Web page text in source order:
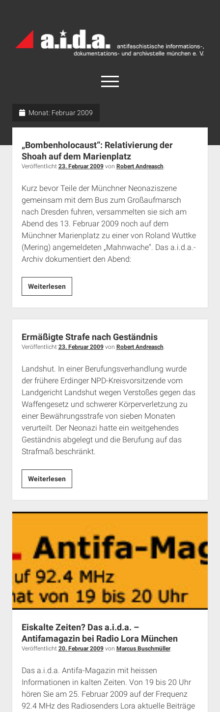
Archiv
München
open
menu
Aktuelles
Termine
open
Antifaschistische Termine in München
Rechte Termine im Süden
Rechte Termine München
Das Archiv
open
dropdown
menu
a.i.d.a. e. V. unterstützen
Über a.i.d.a.
RSS-Feeds, Twitter & Facebook
Bibliothek
Impressum
Monat: Februar 2009
„Bombenholocaust“: Relativierung der
Shoah auf dem Marienplatz
Veröffentlicht 23. Februar 2009von Robert Andreasch
Kurz bevor Teile der Münchner Neonaziszene
gemeinsam mit dem Bus zum Großaufmarsch
nach Dresden fuhren, versammelten sie sich am
Abend des 13. Februar 2009 noch auf dem
Münchner Marienplatz zu einer von Roland Wuttke
(Mering) angemeldeten „Mahnwache“. Das a.i.d.a.-
Archiv dokumentiert den Abend:
Weiterlesen„Bombenholocaust“:
Relativierung
der
Shoah
auf
dem
Ermäßigte Strafe nach Geständnis
Veröffentlicht 23. Februar 2009von Robert Andreasch
Landshut. In einer Berufungsverhandlung wurde
der frühere Erdinger NPD-Kreisvorsitzende vom
Landgericht Landshut wegen Verstoßes gegen das
Waffengesetz und schwerer Körperverletzung zu
einer Bewährungsstrafe von sieben Monaten
verurteilt. Der Neonazi hatte ein weitgehendes
Geständnis abgelegt und die Berufung auf das
Strafmaß beschränkt.
WeiterlesenErmäßigte
Strafe
nach
Geständnis
Eiskalte Zeiten? Das a.i.d.a. –
Antifamagazin bei Radio Lora München
Veröffentlicht 20. Februar 2009von Marcus Buschmüller.
Das a.i.d.a. Antifa-Magazin mit heissen
Informationen in kalten Zeiten. Von 19 bis 20 Uhr
hören Sie am 25. Februar 2009 auf der Frequenz
92.4 MHz des Radiosenders Lora aktuelle Beiträge